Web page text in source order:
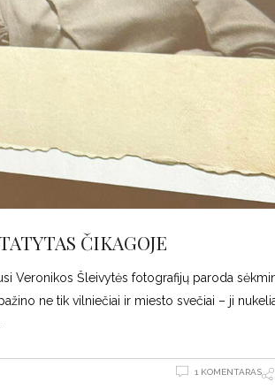
ČIKAGOJE
Veronikos Šleivytės fotografijų paroda
ne tik vilniečiai ir miesto svečiai – ji
1 KOMENTARAS